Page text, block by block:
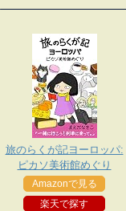
旅のらくが記ヨーロッパ:
ピカソ美術館めぐり
Amazonで見る
楽天で探す